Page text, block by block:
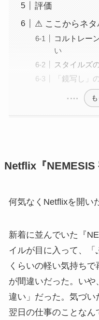
評価
⚠ ここからネタ
コルトレー
い
スタイルズ
「鏡写し」
Netflix『NEMESIS
何気なくNetflixを開い
新着に並んでいた『
イルが目に入って、「
くらいの軽い気持ち
が間違いだった。い
違い」だった。気づい
翌日の仕事のことな